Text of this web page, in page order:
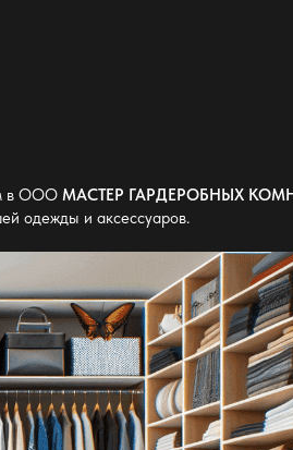
в ОООМАСТЕР ГАРДЕРОБНЫХ
одежды и аксессуаров.